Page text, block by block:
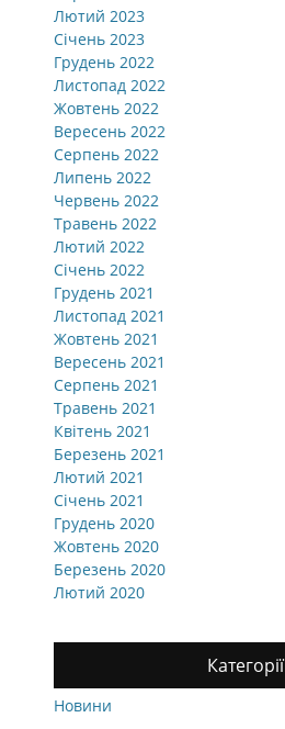
Лютий 2023
Січень 2023
Грудень 2022
Листопад 2022
Жовтень 2022
Вересень 2022
Серпень 2022
Липень 2022
Червень 2022
Травень 2022
Лютий 2022
Січень 2022
Грудень 2021
Листопад 2021
Жовтень 2021
Вересень 2021
Серпень 2021
Травень 2021
Квітень 2021
Березень 2021
Лютий 2021
Січень 2021
Грудень 2020
Жовтень 2020
Березень 2020
Лютий 2020
Категорії
Новини